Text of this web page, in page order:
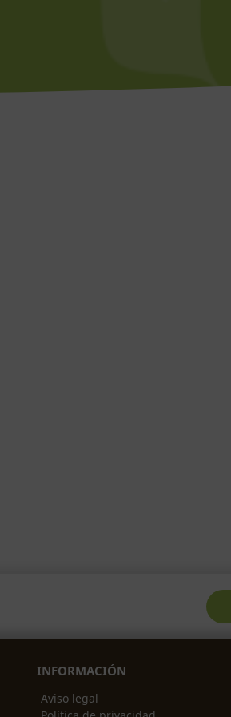
INFORMACIÓN
Aviso legal